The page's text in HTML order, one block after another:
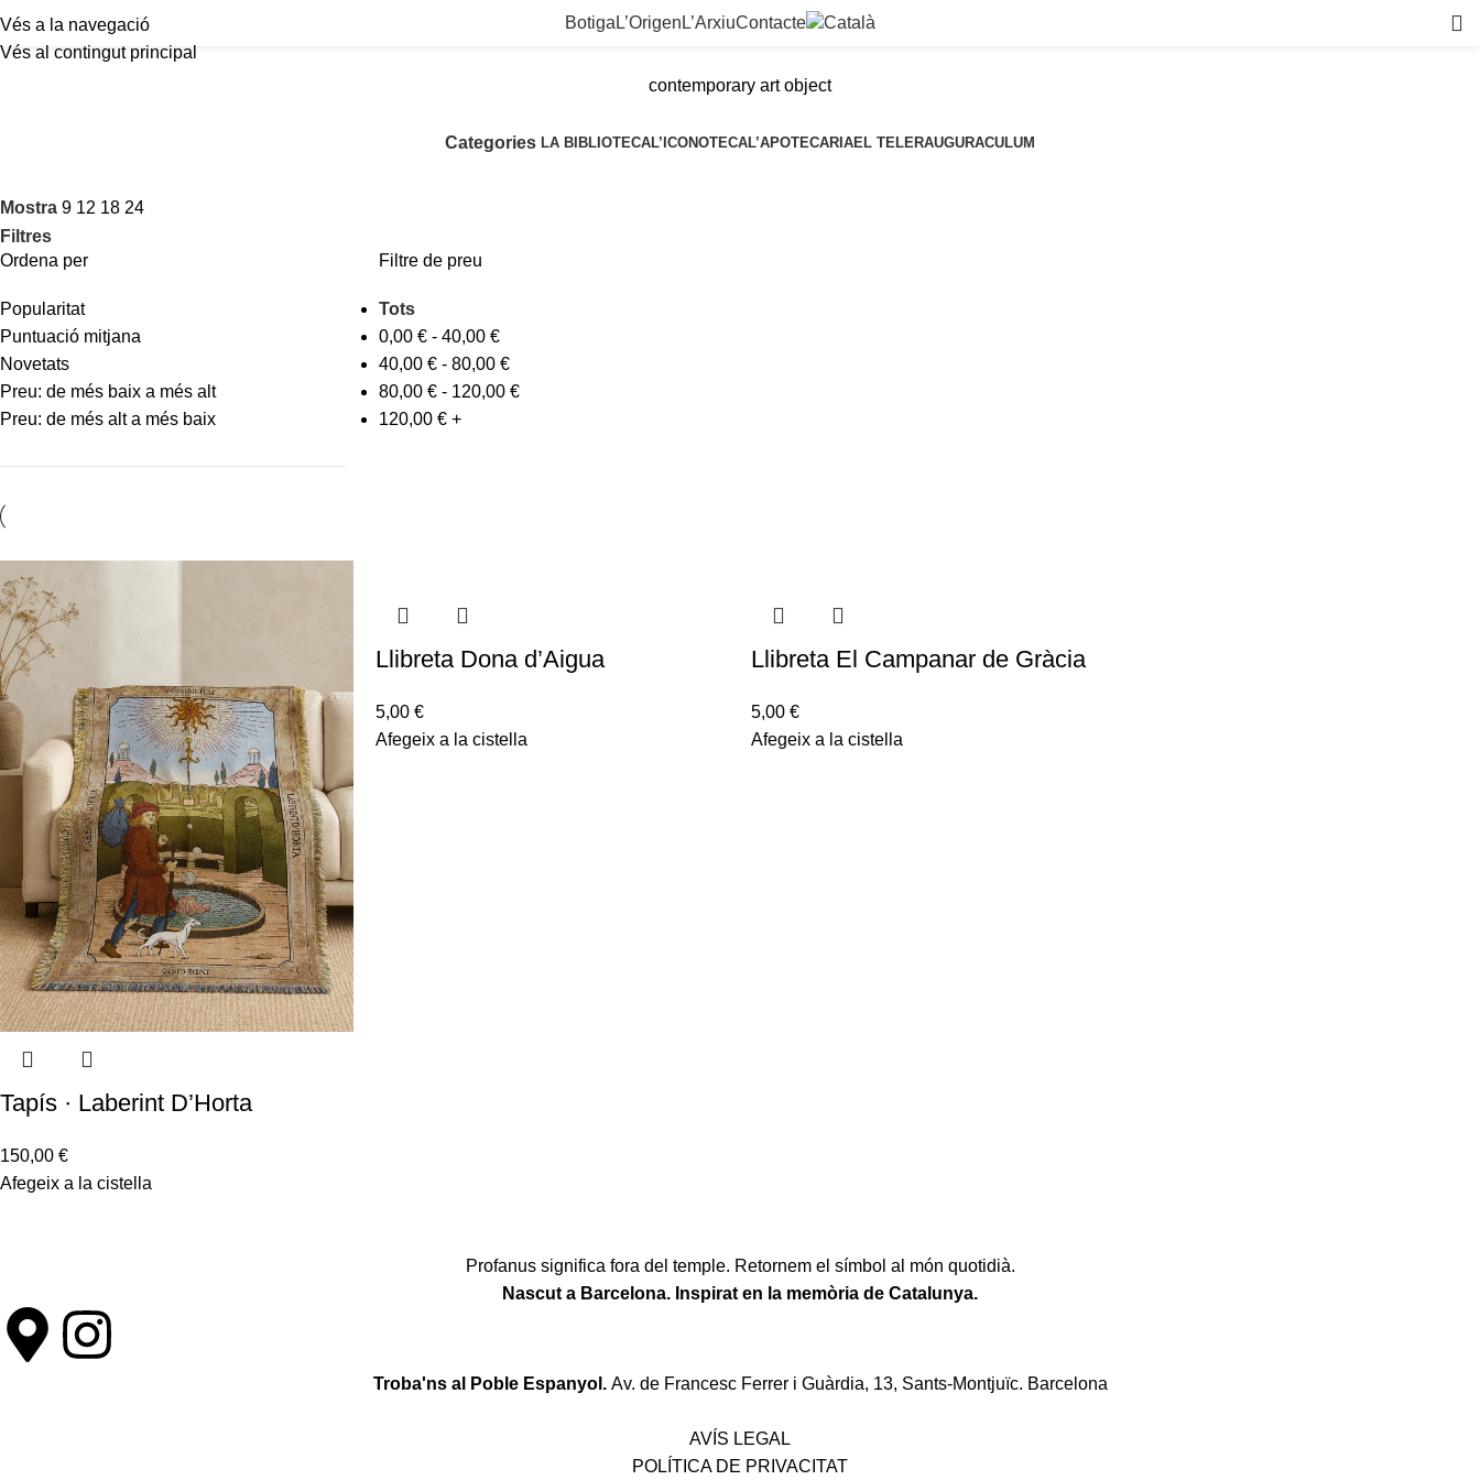
Vés a la navegació
Vés al contingut principal
Botiga L’Origen L’ArxiuContacte
contemporary art object
Categories LA BIBLIOTECAL’ICONOTECAL’APOTECARIAEL TELERAUGURACULUM
Mostra 9 12 18 24
Filtres
Ordena per
Popularitat
Puntuació mitjana
Novetats
Preu: de més baix a més alt
Preu: de més alt a més baix
Filtre de preu
Tots
0,00 €- 40,00 €
40,00 €- 80,00 €
80,00 €- 120,00 €
120,00 €+
Tapís · Laberint D’Horta
150,00 €
Afegeix a la cistella
Llibreta Dona d’Aigua
5,00 €
Afegeix a la cistella
Llibreta El Campanar de Gràcia
5,00 €
Afegeix a la cistella
Profanus significa fora del temple. Retornem el símbol al món quotidià.
Nascut a Barcelona. Inspirat en la memòria de Catalunya.
Troba'ns al Poble Espanyol. Av. de Francesc Ferrer i Guàrdia, 13, Sants-Montjuïc. Barcelona
AVÍS LEGAL
POLÍTICA DE PRIVACITAT